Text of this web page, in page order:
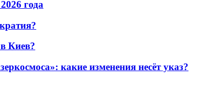
года
Киев?
какие изменения несёт указ?